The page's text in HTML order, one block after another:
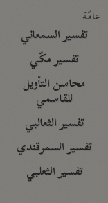
عامّة
تفسير السمعاني
تفسير مكّي
محاسن التأويل
للقاسمي
تفسير الثعالبي
تفسير السمرقندي
تفسير الثعلبي